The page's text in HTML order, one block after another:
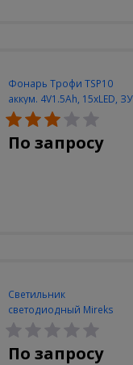
Фонарь Трофи TSP10
аккум. 4V1.5Ah, 15xLED, ЗУ
вилка 220V
По запросу
Светильник
светодиодный Mireks
С-310-80-S (5W/4000-
5000K/500lm/датчик
движения)
По запросу